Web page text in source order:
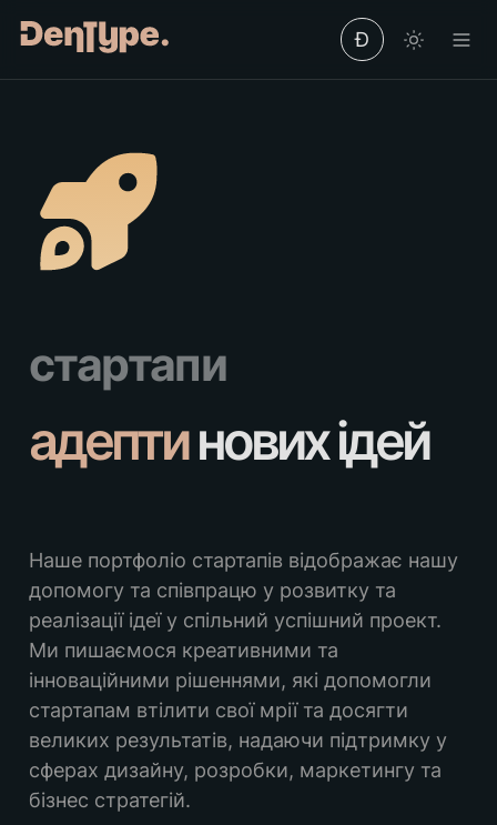
Ð
стартапи
адепти нових ідей
Наше портфоліо стартапів відображає нашу
допомогу та співпрацю у розвитку та
реалізації ідеї у спільний успішний проект.
Ми пишаємося креативними та
інноваційними рішеннями, які допомогли
стартапам втілити свої мрії та досягти
великих результатів, надаючи підтримку у
сферах дизайну, розробки, маркетингу та
бізнес стратегій.